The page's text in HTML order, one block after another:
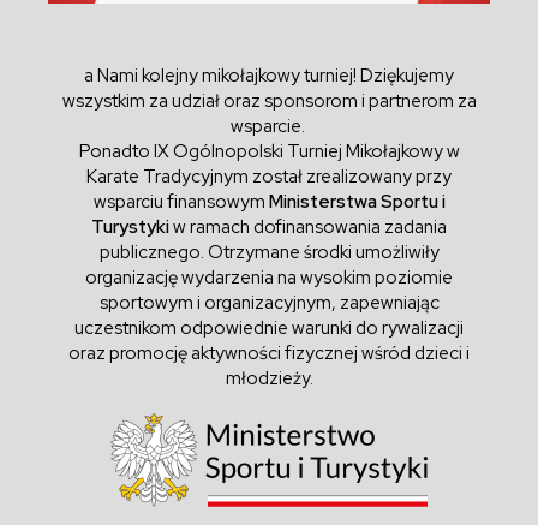
a Nami kolejny mikołajkowy turniej! Dziękujemy
wszystkim za udział oraz sponsorom i partnerom za
wsparcie.
Ponadto IX Ogólnopolski Turniej Mikołajkowy w
Karate Tradycyjnym został zrealizowany przy
wsparciu finansowym Ministerstwa Sportu i
Turystykiw ramach dofinansowania zadania
publicznego. Otrzymane środki umożliwiły
organizację wydarzenia na wysokim poziomie
sportowym i organizacyjnym, zapewniając
uczestnikom odpowiednie warunki do rywalizacji
oraz promocję aktywności fizycznej wśród dzieci i
młodzieży.